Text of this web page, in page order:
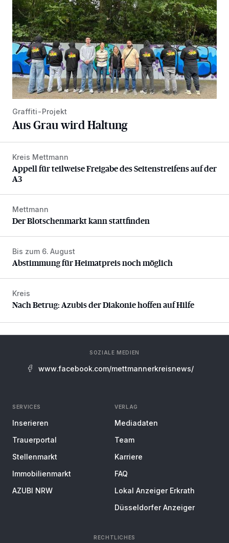
Graffiti-Projekt
Aus Grau wird Haltung
Appell für teilweise Freigabe des Seitenstreifens auf der A3
Kreis Mettmann
Appell für teilweise Freigabe des Seitenstreifens auf der
A3
Der Blotschenmarkt kann stattfinden
Mettmann
Der Blotschenmarkt kann stattfinden
Abstimmung für Heimatpreis noch möglich
Bis zum 6. August
Abstimmung für Heimatpreis noch möglich
Nach Betrug: Azubis der Diakonie hoffen auf Hilfe
Kreis
Nach Betrug: Azubis der Diakonie hoffen auf Hilfe
SOZIALE MEDIEN
www.facebook.com/mettmannerkreisnews/
SERVICES
Inserieren
Trauerportal
Stellenmarkt
Immobilienmarkt
AZUBI NRW
VERLAG
Mediadaten
Team
Karriere
FAQ
Lokal Anzeiger Erkrath
Düsseldorfer Anzeiger
RECHTLICHES